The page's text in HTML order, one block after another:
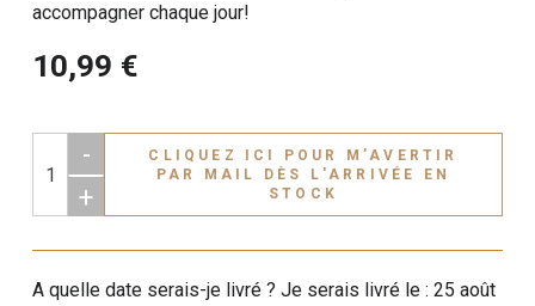
accompagner chaque jour!
10,99 €
-
+
CLIQUEZ ICI POUR M’AVERTIR
PAR MAIL DÈS L'ARRIVÉE EN
STOCK
A quelle date serais-je livré ? Je serais livré le :25 août